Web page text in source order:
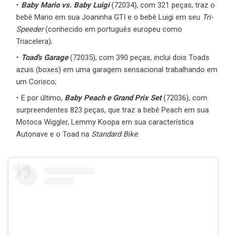
Baby Mario vs. Baby Luigi(72034), com 321 peças, traz o
bebê Mario em sua Joaninha GTI e o bebê Luigi em seu Tri-
Speeder(conhecido em português europeu como
Triacelera);
Toad's Garage(72035), com 390 peças, inclui dois Toads
azuis (boxes) em uma garagem sensacional trabalhando em
um Corisco;
E por último, Baby Peach e Grand Prix Set(72036), com
surpreendentes 823 peças, que traz a bebê Peach em sua
Motoca Wiggler, Lemmy Koopa em sua característica
Autonave e o Toad na Standard Bike.